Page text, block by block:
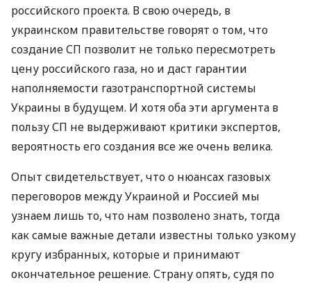
российского проекта. В свою очередь, в
украинском правительстве говорят о том, что
создание СП позволит не только пересмотреть
цену российского газа, но и даст гарантии
наполняемости газотранспортной системы
Украины в будущем. И хотя оба эти аргумента в
пользу СП не выдерживают критики экспертов,
вероятность его создания все же очень велика.
Опыт свидетельствует, что о нюансах газовых
переговоров между Украиной и Россией мы
узнаем лишь то, что нам позволено знать, тогда
как самые важные детали известны только узкому
кругу избранных, которые и принимают
окончательное решение. Страну опять, судя по